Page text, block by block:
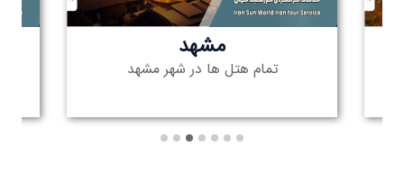
مشهد
تمام هتل ها در شهر مشهد